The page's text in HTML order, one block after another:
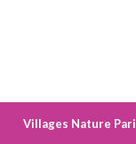
Villages Nature